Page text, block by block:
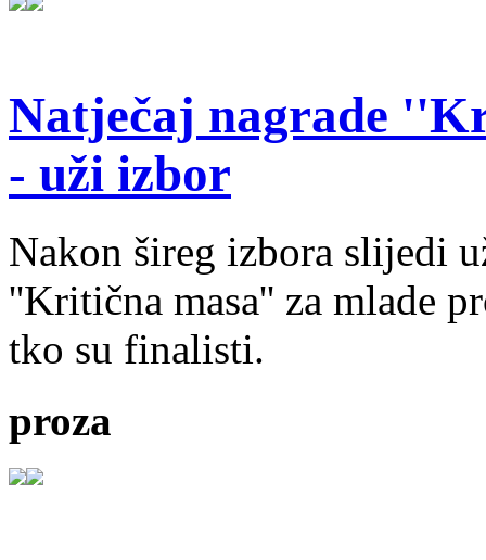
Natječaj nagrade
- uži izbor
Nakon šireg izbora slijedi
''Kritična masa'' za mlade
tko su finalisti.
proza